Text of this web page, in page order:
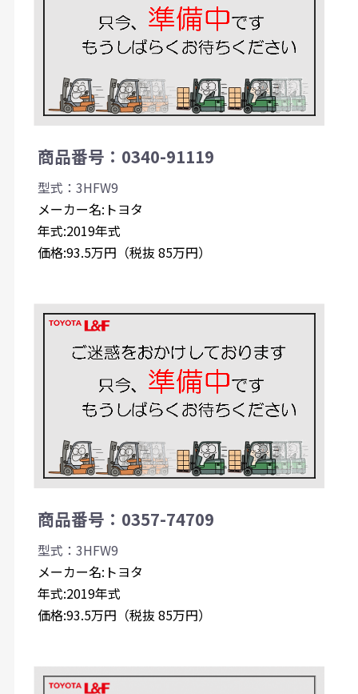
商品番号：0340-91119
型式：3HFW9
メーカー名:トヨタ
年式:2019年式
価格:93.5万円（税抜 85万円）
商品番号：0357-74709
型式：3HFW9
メーカー名:トヨタ
年式:2019年式
価格:93.5万円（税抜 85万円）